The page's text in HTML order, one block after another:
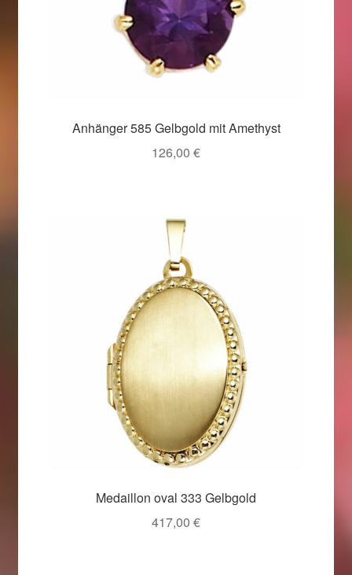
Anhänger 585 Gelbgold mit Amethyst
126,00 €
Medaillon oval 333 Gelbgold
417,00 €